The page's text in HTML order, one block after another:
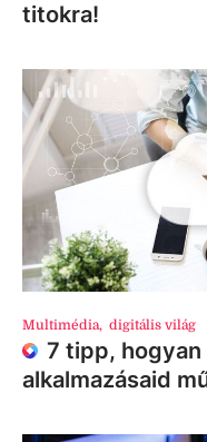
titokra!
Multimédia, digitális világ
7 tipp,
alkalmazásaid